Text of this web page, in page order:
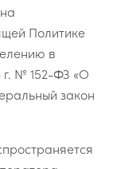
Политике
в
г. № 152-ФЗ «О
закон